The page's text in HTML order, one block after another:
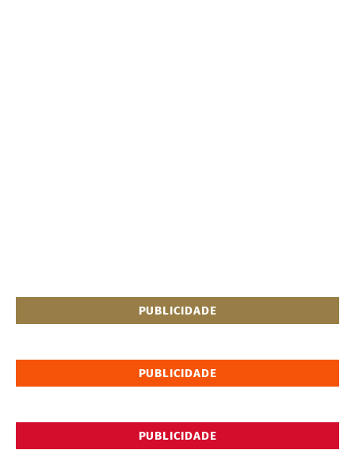
PUBLICIDADE
PUBLICIDADE
PUBLICIDADE